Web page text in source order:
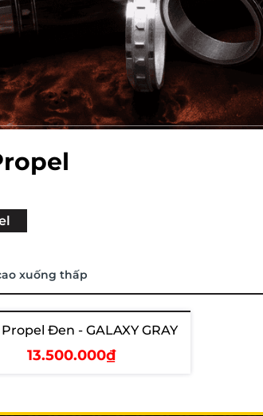
xuống thấp
Đen - GALAXY GRAY
13.500.000₫